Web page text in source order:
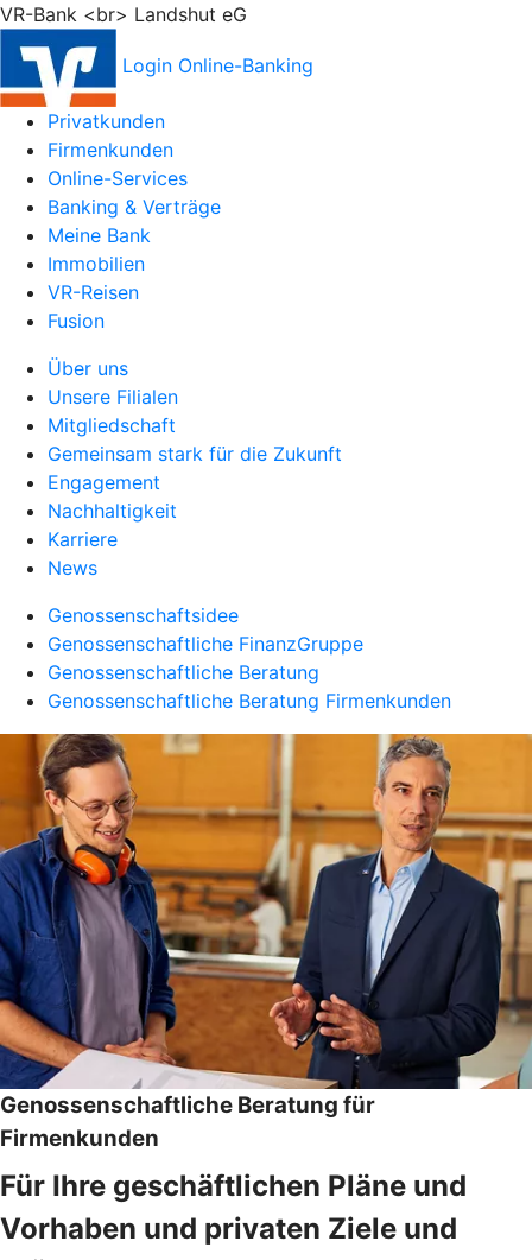
VR-Bank <br> Landshut eG
Login Online-Banking
Privatkunden
Firmenkunden
Online-Services
Banking & Verträge
Meine Bank
Immobilien
VR-Reisen
Fusion
Über uns
Unsere Filialen
Mitgliedschaft
Gemeinsam stark für die Zukunft
Engagement
Nachhaltigkeit
Karriere
News
Genossenschaftsidee
Genossenschaftliche FinanzGruppe
Genossenschaftliche Beratung
Genossenschaftliche Beratung Firmenkunden
Genossenschaftliche Beratung für
Firmenkunden
Für Ihre geschäftlichen Pläne und
Vorhaben und privaten Ziele und